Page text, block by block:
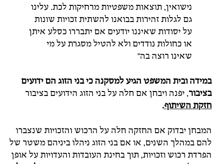
נישואין, תוצאות משפטיות מרחיקות לכת. עלינו
גם לגלות זהירות בבואנו להשתית זכויות שונות
על יסודות שאיננו יודעים אם יתבררו כסלע איתן
או כחולות נודדים ולא להטיל מסגרת על מי
שאינו רוצה בה"
במידה ובית המשפט הגיע למסקנה כי בני הזוג הם ידועים
בציבור, יפנה ויבחן אם חלה על בני הזוג הידועים בציבור
חזקת השיתוף.
המבחן יבדוק אם החזקה חלה על הרכוש והזכויות שנצברו
להם במהלך השנים, או אם בני הזוג ניהלו ביניהם משטר של
הפרדת רכוש וזכויות, תוך בחינת העובדות והעדויות על אופן